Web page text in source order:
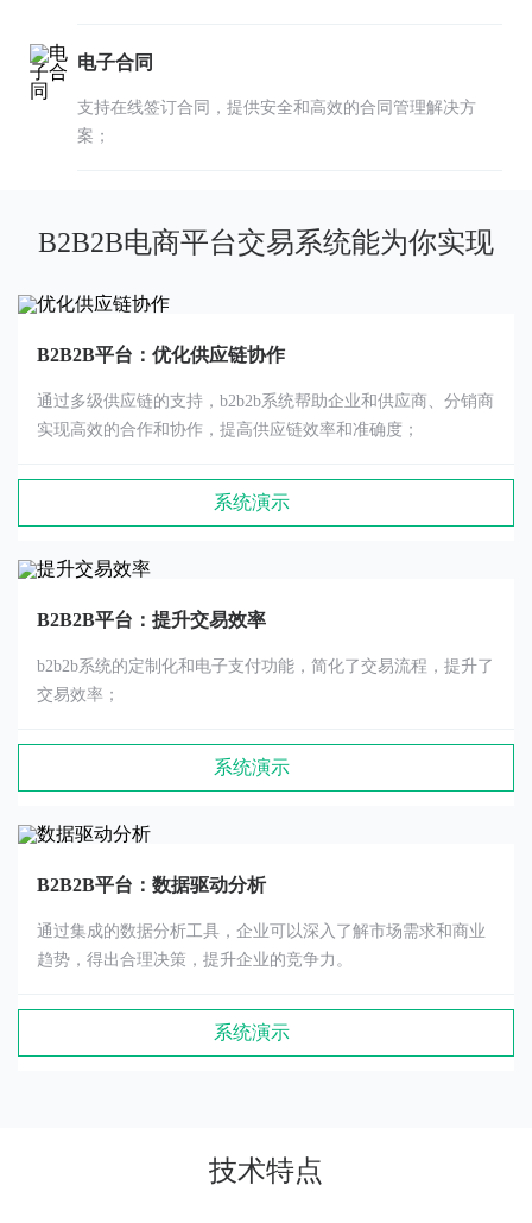
电子合同
支持在线签订合同，提供安全和高效的合同管理解决方
案；
B2B2B电商平台交易系统能为你实现
B2B2B平台：优化供应链协作
通过多级供应链的支持，b2b2b系统帮助企业和供应商、分销商
实现高效的合作和协作，提高供应链效率和准确度；
系统演示
B2B2B平台：提升交易效率
b2b2b系统的定制化和电子支付功能，简化了交易流程，提升了
交易效率；
系统演示
B2B2B平台：数据驱动分析
通过集成的数据分析工具，企业可以深入了解市场需求和商业
趋势，得出合理决策，提升企业的竞争力。
系统演示
技术特点